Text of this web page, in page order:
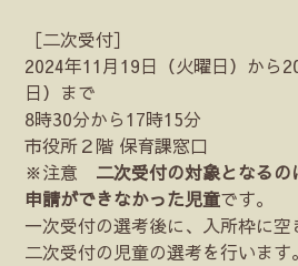
［二次受付］
2024年11月19日（火曜日）から
日）まで
8時30分から17時15分
市役所２階 保育課窓口
※注意 二次受付の対象となる
申請ができなかった児童です。
一次受付の選考後に、入所枠に空
二次受付の児童の選考を行います。